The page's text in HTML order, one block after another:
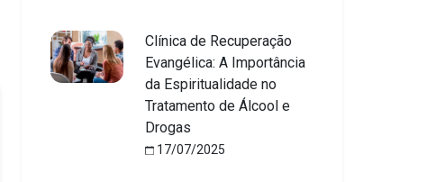
Clínica de Recuperação
Evangélica: A Importância
da Espiritualidade no
Tratamento de Álcool e
Drogas
17/07/2025